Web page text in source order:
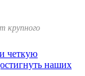
крупного
четкую
наших